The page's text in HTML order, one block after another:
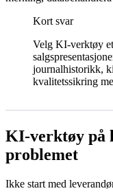
Kort svar
Velg KI-verktøy
journalhistorikk,
kvalitetssikring
KI-verktøy på
problemet
Ikke start med